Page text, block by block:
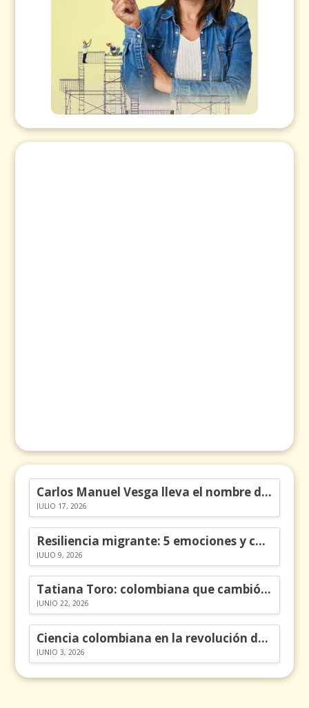
Carlos Manuel Vesga lleva el nombre de Colombia a los Emmy
JULIO 17, 2026
Resiliencia migrante: 5 emociones y cómo gestionarlas
JULIO 9, 2026
Tatiana Toro: colombiana que cambió la historia de las matemáticas
JUNIO 22, 2026
Ciencia colombiana en la revolución de los órganos en chips
JUNIO 3, 2026